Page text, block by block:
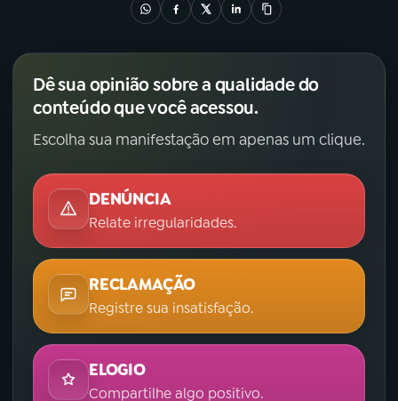
Dê sua opinião sobre a qualidade do
conteúdo que você acessou.
Escolha sua manifestação em apenas um clique.
DENÚNCIA
Relate irregularidades.
RECLAMAÇÃO
Registre sua insatisfação.
ELOGIO
Compartilhe algo positivo.